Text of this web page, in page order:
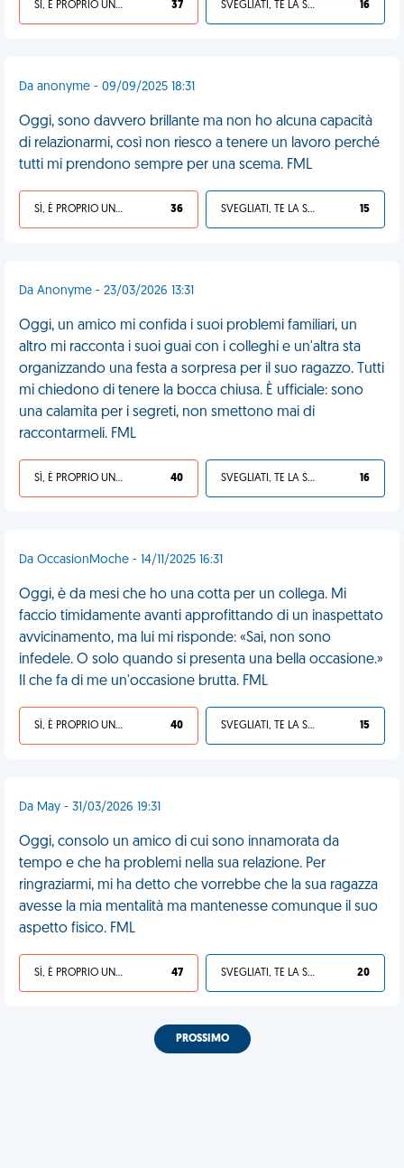
SÌ, È PROPRIO UNA VDM! 37 SVEGLIATI, TE LA SEI CERCATA! 16
Da anonyme - 09/09/2025 18:31
Oggi, sono davvero brillante ma non ho alcuna capacità
di relazionarmi, così non riesco a tenere un lavoro perché
tutti mi prendono sempre per una scema. FML
SÌ, È PROPRIO UNA VDM! 36 SVEGLIATI, TE LA SEI CERCATA! 15
Da Anonyme - 23/03/2026 13:31
Oggi, un amico mi confida i suoi problemi familiari, un
altro mi racconta i suoi guai con i colleghi e un'altra sta
organizzando una festa a sorpresa per il suo ragazzo. Tutti
mi chiedono di tenere la bocca chiusa. È ufficiale: sono
una calamita per i segreti, non smettono mai di
raccontarmeli. FML
SÌ, È PROPRIO UNA VDM! 40 SVEGLIATI, TE LA SEI CERCATA! 16
Da OccasionMoche - 14/11/2025 16:31
Oggi, è da mesi che ho una cotta per un collega. Mi
faccio timidamente avanti approfittando di un inaspettato
avvicinamento, ma lui mi risponde: «Sai, non sono
infedele. O solo quando si presenta una bella occasione.»
Il che fa di me un'occasione brutta. FML
SÌ, È PROPRIO UNA VDM! 40 SVEGLIATI, TE LA SEI CERCATA! 15
Da May - 31/03/2026 19:31
Oggi, consolo un amico di cui sono innamorata da
tempo e che ha problemi nella sua relazione. Per
ringraziarmi, mi ha detto che vorrebbe che la sua ragazza
avesse la mia mentalità ma mantenesse comunque il suo
aspetto fisico. FML
SÌ, È PROPRIO UNA VDM! 47 SVEGLIATI, TE LA SEI CERCATA! 20
PROSSIMO